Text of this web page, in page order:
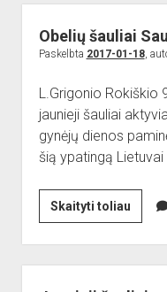
Kovo
11-
ajai
Obelių šauliai
Paskelbta 2017-01-18,
L.Grigonio Rokiškio
jaunieji šauliai
gynėjų dienos
šią ypatingą
Skaityti toliauObelių
šauliai
13-